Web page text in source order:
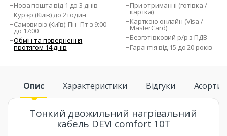
Нова пошта від 1 до 3 днів
Кур'єр (Київ) до 2 годин
Самовивіз (Київ): Пн–Пт з 9:00
до 17:00
Обмін та повернення
протягом 14 днів
При отриманні (готівка /
картка)
Карткою онлайн (Visa /
MasterCard)
Безготівковий р/р з ПДВ
Гарантія від 15 до 20 років
Опис Характеристики Відгуки
Тонкий двожильний нагрівальний
кабель DEVI comfort 10T